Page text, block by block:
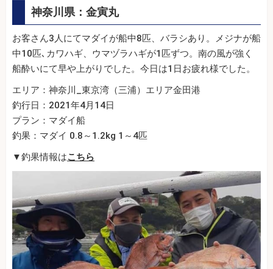
神奈川県：金寅丸
お客さん3人にてマダイが船中8匹、バラシあり。メジナが船
中10匹､カワハギ、ウマヅラハギが1匹ずつ。南の風が強く
船酔いにて早や上がりでした。今日は1日お疲れ様でした。
エリア：神奈川_東京湾（三浦）エリア金田港
釣行日：2021年4月14日
プラン：マダイ船
釣果：マダイ 0.8～1.2kg 1～4匹
▼釣果情報はこちら